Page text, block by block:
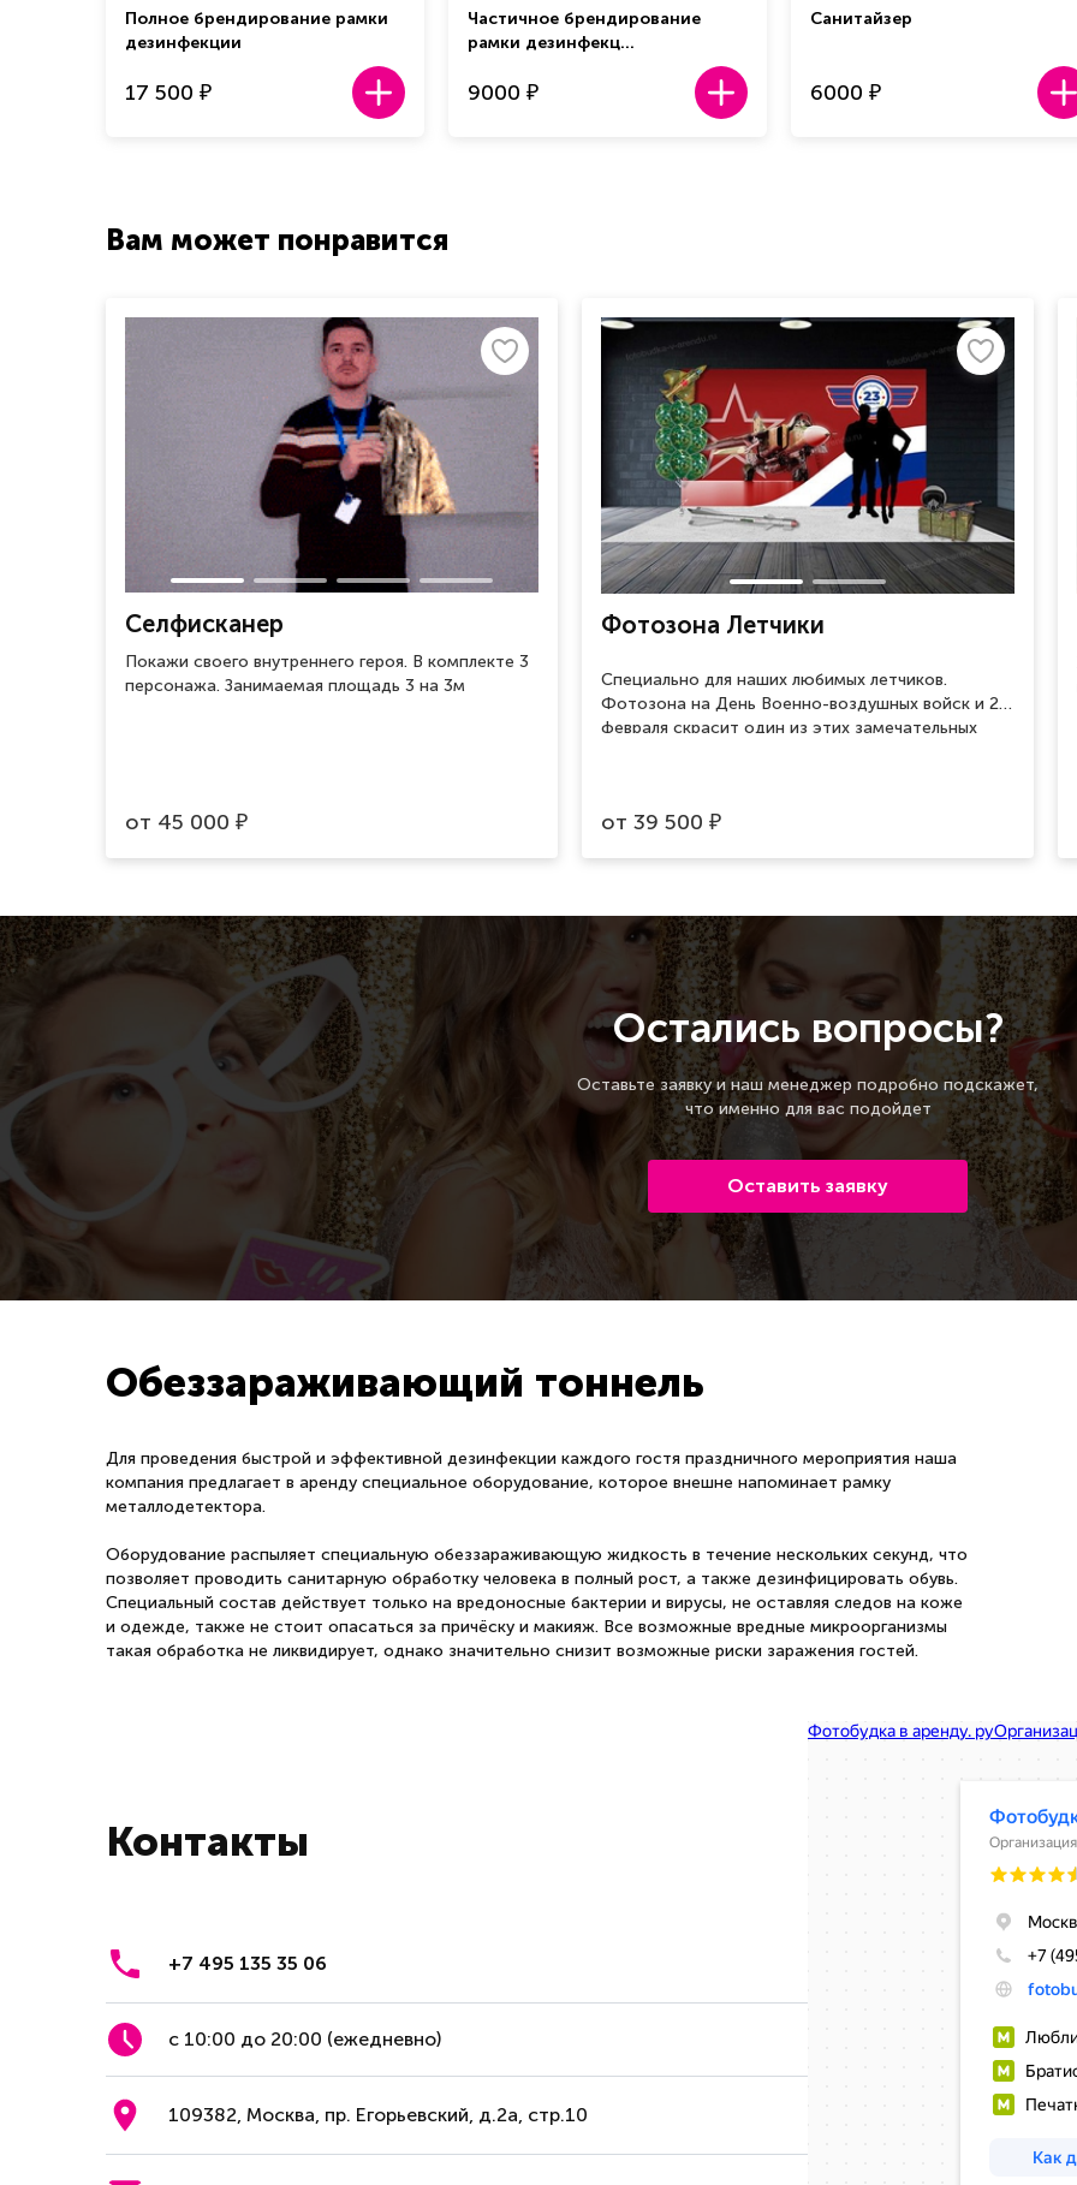
Полное брендирование рамки
дезинфекции
17 500 ₽
Частичное брендирование
рамки дезинфекц…
9000 ₽
Санитайзер
6000 ₽
Вам может понравится
Селфисканер
Покажи своего внутреннего героя. В комплекте 3
персонажа. Занимаемая площадь 3 на 3м
от 45 000 ₽
Фотозона Летчики
Специально для наших любимых летчиков.
Фотозона на День Военно-воздушных войск и 23
февраля скрасит один из этих замечательных
от 39 500 ₽
Остались вопросы?
Оставьте заявку и наш менеджер подробно подскажет,
что именно для вас подойдет
Оставить заявку
Обеззараживающий тоннель
Для проведения быстрой и эффективной дезинфекции каждого гостя праздничного мероприятия наша
компания предлагает в аренду специальное оборудование, которое внешне напоминает рамку
металлодетектора.
Оборудование распыляет специальную обеззараживающую жидкость в течение нескольких секунд, что
позволяет проводить санитарную обработку человека в полный рост, а также дезинфицировать обувь.
Специальный состав действует только на вредоносные бактерии и вирусы, не оставляя следов на коже
и одежде, также не стоит опасаться за причёску и макияж. Все возможные вредные микроорганизмы
такая обработка не ликвидирует, однако значительно снизит возможные риски заражения гостей.
Контакты
+7 495 135 35 06
с 10:00 до 20:00 (ежедневно)
109382, Москва, пр. Егорьевский, д.2а, стр.10